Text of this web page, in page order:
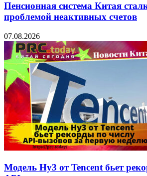
Пенсионная система Китая
проблемой неактивных счетов
07.08.2026
Модель Hy3 от Tencent бьет